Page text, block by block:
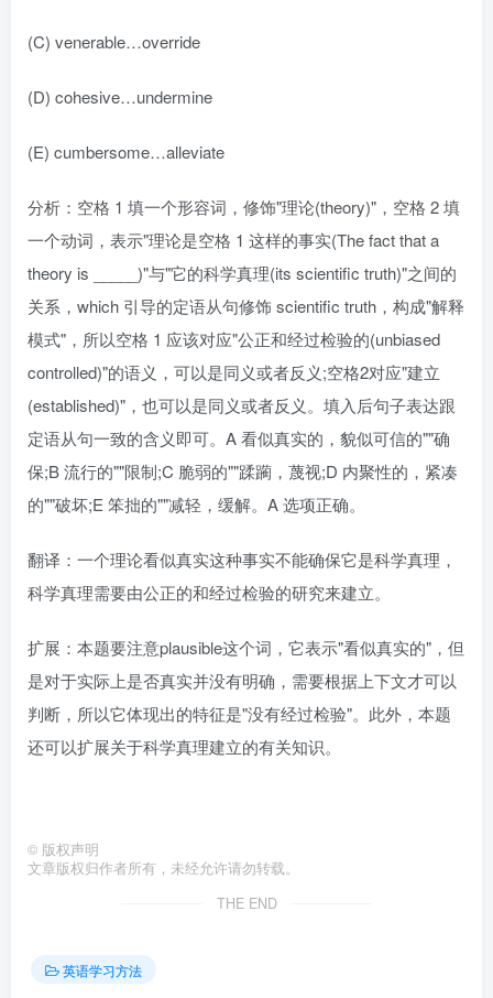
(C) venerable…override
(D) cohesive…undermine
(E) cumbersome…alleviate
分析：空格 1 填一个形容词，修饰"理论(theory)"，空格 2 填
一个动词，表示"理论是空格 1 这样的事实(The fact that a
theory is _____)"与"它的科学真理(its scientific truth)"之间的
关系，which 引导的定语从句修饰 scientific truth，构成"解释
模式"，所以空格 1 应该对应"公正和经过检验的(unbiased
controlled)"的语义，可以是同义或者反义;空格2对应"建立
(established)"，也可以是同义或者反义。填入后句子表达跟
定语从句一致的含义即可。A 看似真实的，貌似可信的""确
保;B 流行的""限制;C 脆弱的""蹂躏，蔑视;D 内聚性的，紧凑
的""破坏;E 笨拙的""减轻，缓解。A 选项正确。
翻译：一个理论看似真实这种事实不能确保它是科学真理，
科学真理需要由公正的和经过检验的研究来建立。
扩展：本题要注意plausible这个词，它表示"看似真实的"，但
是对于实际上是否真实并没有明确，需要根据上下文才可以
判断，所以它体现出的特征是"没有经过检验"。此外，本题
还可以扩展关于科学真理建立的有关知识。
© 版权声明
文章版权归作者所有，未经允许请勿转载。
THE END
英语学习方法